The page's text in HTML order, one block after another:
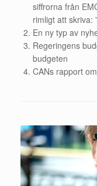
siffrorna från
rimligt att skriva:
En ny typ av
Regeringens
budgeten
CANs rapport